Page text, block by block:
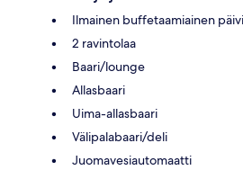
Ilmainen buffetaamiainen
2 ravintolaa
Baari/lounge
Allasbaari
Uima-allasbaari
Välipalabaari/deli
Juomavesiautomaatti